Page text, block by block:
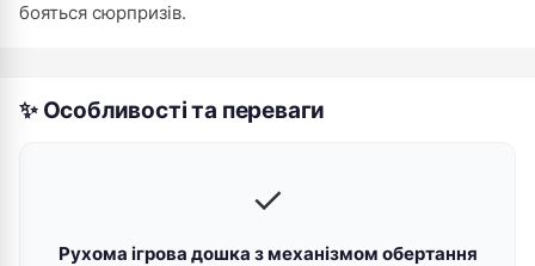
бояться сюрпризів.
✨ Особливості та переваги
✓
Рухома ігрова дошка з механізмом обертання